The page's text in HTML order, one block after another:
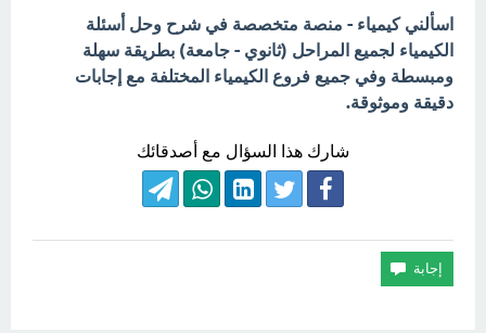
اسألني كيمياء - منصة متخصصة في شرح وحل أسئلة
الكيمياء لجميع المراحل (ثانوي - جامعة) بطريقة سهلة
ومبسطة وفي جميع فروع الكيمياء المختلفة مع إجابات
دقيقة وموثوقة.
شارك هذا السؤال مع أصدقائك